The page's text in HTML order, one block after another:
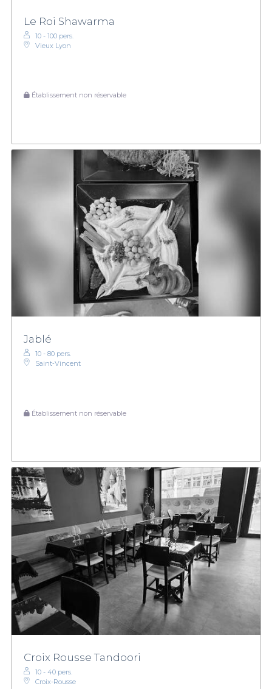
Le Roi Shawarma
10 - 100 pers.
Vieux Lyon
Établissement non réservable
Jablé
10 - 80 pers.
Saint‑Vincent
Établissement non réservable
Croix Rousse Tandoori
10 - 40 pers.
Croix-Rousse